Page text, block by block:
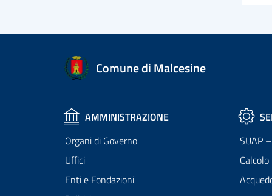
Comune di Malcesine
AMMINISTRAZIONE
Organi di Governo
Uffici
Enti e Fondazioni
SUAP